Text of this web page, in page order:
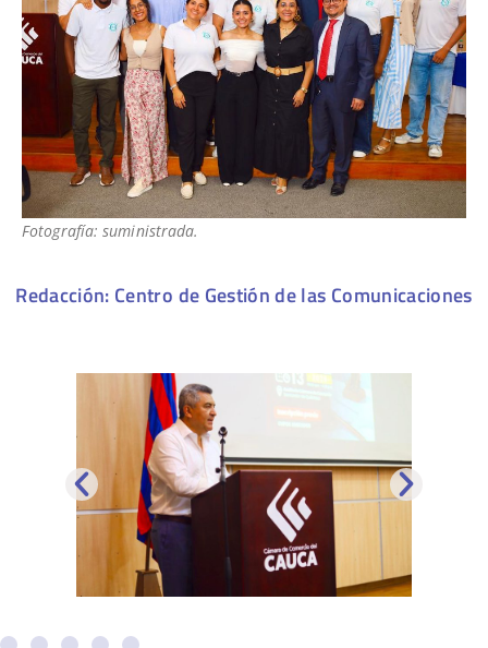
Fotografía: suministrada.
Redacción: Centro de Gestión de las Comunicaciones